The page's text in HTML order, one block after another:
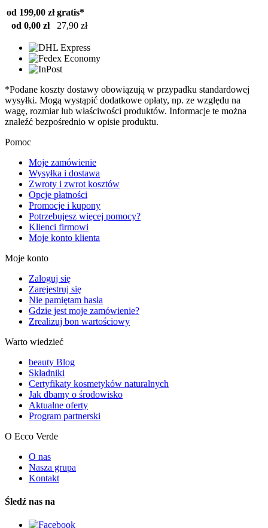
od 199,00 zł gratis*
od 0,00 zł
27,90 zł
*Podane koszty dostawy obowiązują w przypadku standardowej
wysyłki. Mogą wystąpić dodatkowe opłaty, np. ze względu na
wagę, rozmiar lub właściwości produktów. Informacje te można
znaleźć bezpośrednio w opisie produktu.
Pomoc
Moje zamówienie
Wysyłka i dostawa
Zwroty i zwrot kosztów
Opcje płatności
Promocje i kupony
Potrzebujesz więcej pomocy?
Klienci firmowi
Moje konto klienta
Moje konto
Zaloguj się
Zarejestruj się
Nie pamiętam hasła
Gdzie jest moje zamówienie?
Zrealizuj bon wartościowy
Warto wiedzieć
beauty Blog
Składniki
Certyfikaty kosmetyków naturalnych
Jak dbamy o środowisko
Aktualne oferty
Program partnerski
O Ecco Verde
O nas
Nasza grupa
Kontakt
Śledź nas na